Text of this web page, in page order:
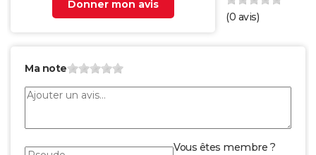
Donner mon avis
(0 avis)
Ma note
Vous êtes membre ?